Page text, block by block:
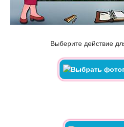
Выберите действие